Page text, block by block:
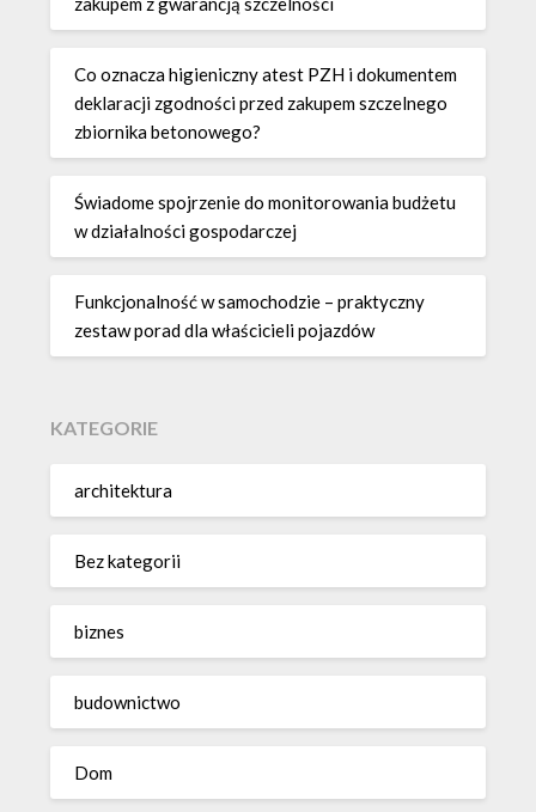
Co oznacza higieniczny atest PZH i dokumentem
deklaracji zgodności przed zakupem szczelnego
zbiornika betonowego?
Świadome spojrzenie do monitorowania budżetu
w działalności gospodarczej
Funkcjonalność w samochodzie – praktyczny
zestaw porad dla właścicieli pojazdów
KATEGORIE
architektura
Bez kategorii
biznes
budownictwo
Dom